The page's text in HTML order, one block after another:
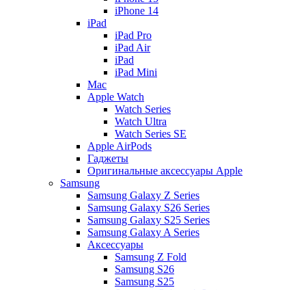
iPhone 14
iPad
iPad Pro
iPad Air
iPad
iPad Mini
Mac
Apple Watch
Watch Series
Watch Ultra
Watch Series SE
Apple AirPods
Гаджеты
Оригинальные аксессуары Apple
Samsung
Samsung Galaxy Z Series
Samsung Galaxy S26 Series
Samsung Galaxy S25 Series
Samsung Galaxy A Series
Аксессуары
Samsung Z Fold
Samsung S26
Samsung S25